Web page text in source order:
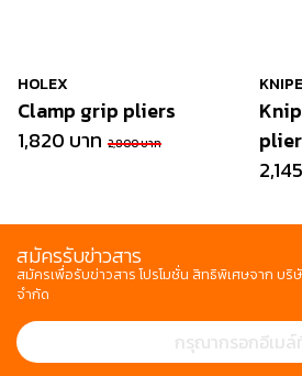
HOLEX
Clamp grip pliers
1,820 บาท 2,800 บาท
สมัครรับข่าวสาร
สมัครเพื่อรับข่าวสาร โปรโมชั่น สิทธิพิเศษจาก บริษั
จำกัด